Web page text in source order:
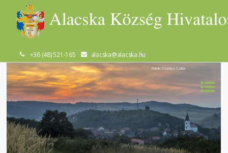
+36 (48) 521-165 alacska@alacska.hu
Fotók: Csontos Csaba